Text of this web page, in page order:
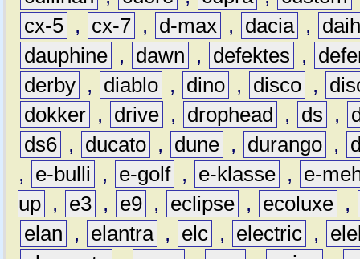
cx-5 , cx-7 , d-max , dacia ,
dauphine , dawn , defektes ,
derby , diablo , dino , disco ,
dokker , drive , drophead , ds ,
ds6 , ducato , dune , durango ,
,
e-bulli , e-golf , e-klasse ,
e-
up , e3 , e9 , eclipse , ecoluxe ,
elan
, elantra , elc , electric ,